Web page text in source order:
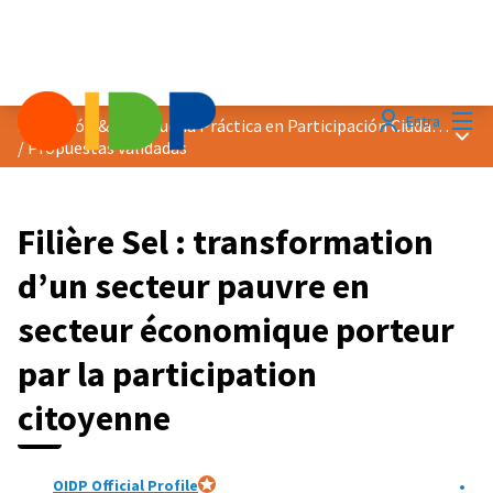
EntraDistinción &quot;Buena Práctica en Participación Ciudadana&quot; 2020
/Propuestas validadas
Filière Sel : transformation
d’un secteur pauvre en
secteur économique porteur
par la participation
citoyenne
OIDP Official Profile